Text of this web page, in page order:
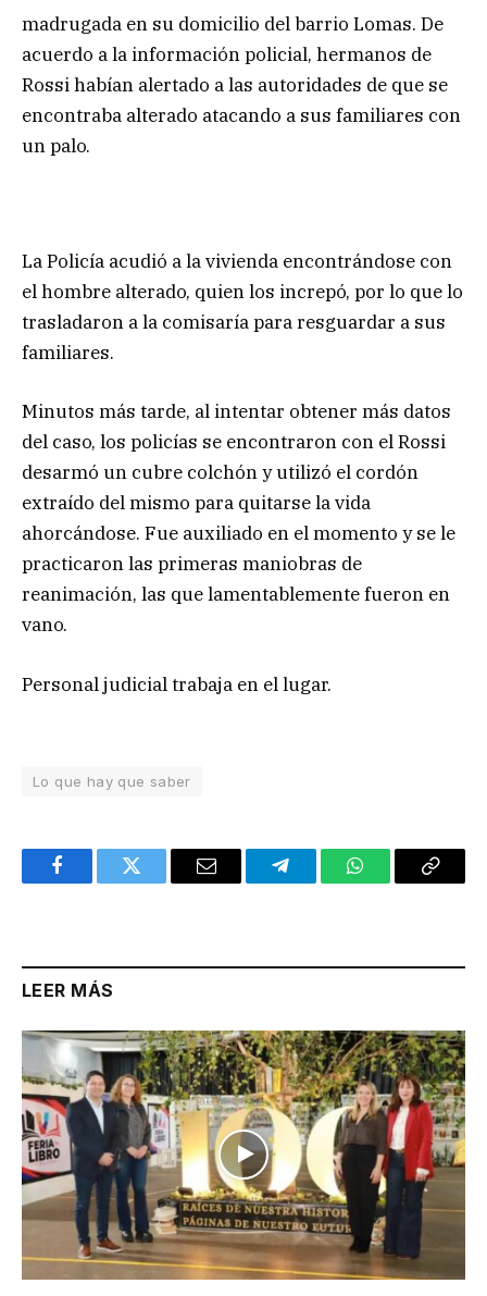
madrugada en su domicilio del barrio Lomas. De
acuerdo a la información policial, hermanos de
Rossi habían alertado a las autoridades de que se
encontraba alterado atacando a sus familiares con
un palo.
La Policía acudió a la vivienda encontrándose con
el hombre alterado, quien los increpó, por lo que lo
trasladaron a la comisaría para resguardar a sus
familiares.
Minutos más tarde, al intentar obtener más datos
del caso, los policías se encontraron con el Rossi
desarmó un cubre colchón y utilizó el cordón
extraído del mismo para quitarse la vida
ahorcándose. Fue auxiliado en el momento y se le
practicaron las primeras maniobras de
reanimación, las que lamentablemente fueron en
vano.
Personal judicial trabaja en el lugar.
Lo que hay que saber
FacebookTwitter Email TelegramWhatsAppCopy
LEER MÁS